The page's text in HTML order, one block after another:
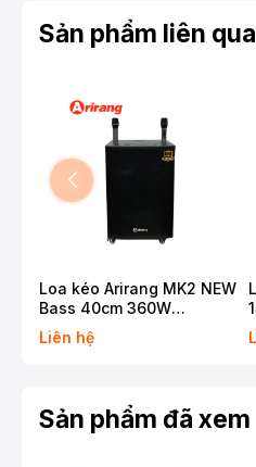
Sản phẩm liên
Loa kéo Arirang MK2 NEW
Bass 40cm 360W
Karaoke Bluetooth
Liên hệ
Sản phẩm đã xem